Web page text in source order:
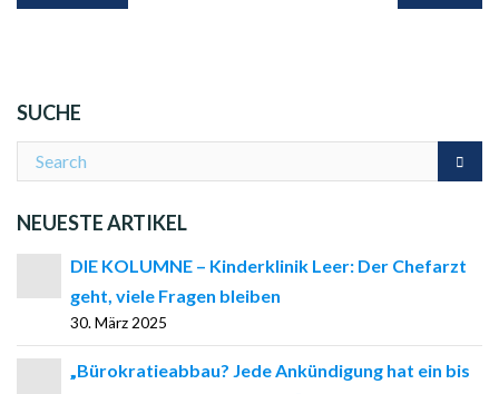
SUCHE
NEUESTE ARTIKEL
DIE KOLUMNE – Kinderklinik Leer: Der Chefarzt
geht, viele Fragen bleiben
30. März 2025
„Bürokratieabbau? Jede Ankündigung hat ein bis